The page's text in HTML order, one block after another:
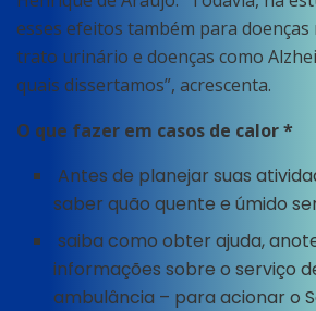
esses efeitos também para doenças
trato urinário e doenças como
quais dissertamos”, acrescenta.
O que fazer em casos de calor *
Antes de planejar suas
saber quão quente e úmido
saiba como obter ajuda,
informações sobre o serviço
ambulância – para acionar o